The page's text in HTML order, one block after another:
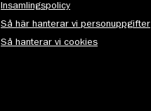
Insamlingspolicy
Så här hanterar vi personuppgifter
Så hanterar vi cookies